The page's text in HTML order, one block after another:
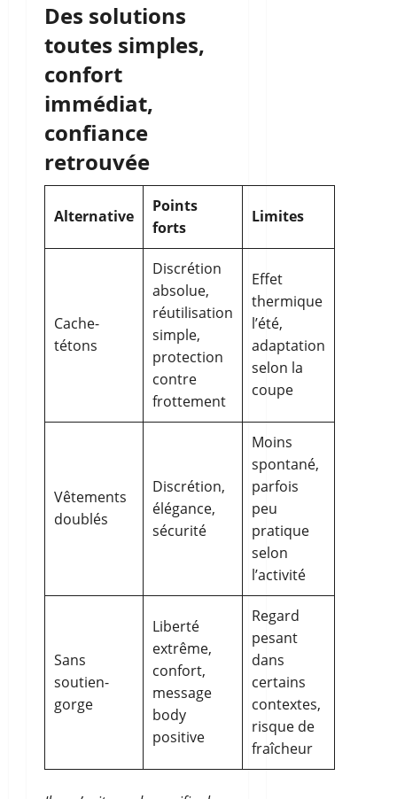
Des solutions
toutes simples,
confort
immédiat,
confiance
retrouvée
Alternative
Points
forts
Limites
Cache-
tétons
Discrétion
absolue,
réutilisation
simple,
protection
contre
frottement
Effet
thermique
l’été,
adaptation
selon la
coupe
Vêtements
doublés
Discrétion,
élégance,
sécurité
Moins
spontané,
parfois
peu
pratique
selon
l’activité
Sans
soutien-
gorge
Liberté
extrême,
confort,
message
body
positive
Regard
pesant
dans
certains
contextes,
risque de
fraîcheur